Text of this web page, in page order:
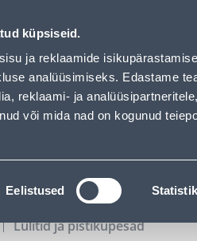
küpsiseid.
ja reklaamide
analüüsimiseks. Edastame
reklaami- ja
või mida nad on kogunud
Eelistused
Teenused
KATALOOGID
Lülitid ja pistikupesad